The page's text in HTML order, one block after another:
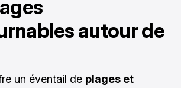
autour de
un éventail de plages et